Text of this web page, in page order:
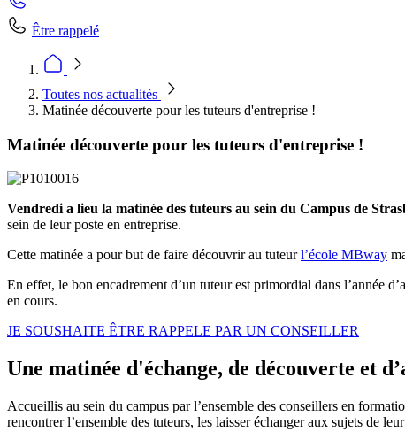
Être rappelé
Toutes nos actualités
Matinée découverte pour les tuteurs d'entreprise !
Matinée découverte pour les tuteurs d'entreprise !
Vendredi a lieu la matinée des tuteurs au sein du Campus de
sein de leur poste en entreprise.
Cette matinée a pour but de faire découvrir au tuteurl’école MBway
En effet, le bon encadrement d’un tuteur est primordial dans l’année
en cours.
JE SOUSHAITE ÊTRE RAPPELE PAR UN CONSEILLER
Une matinée d'échange, de découverte et
Accueillis au sein du campus par l’ensemble des conseillers en
rencontrer l’ensemble des tuteurs, les laisser échanger aux sujets de